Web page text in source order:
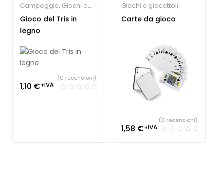
Campeggio, Giochi e
giocattoli
Gioco del Tris in
legno
1,10 €+IVA
(0 recensioni)
Giochi e giocattoli
Carte da gioco
1,58 €+IVA
(0 recensioni)